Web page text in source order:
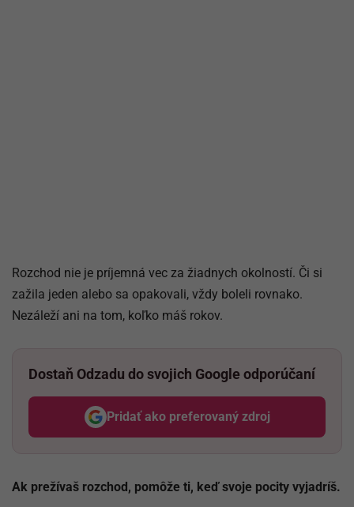
Rozchod nie je príjemná vec za žiadnych okolností. Či si
zažila jeden alebo sa opakovali, vždy boleli rovnako.
Nezáleží ani na tom, koľko máš rokov.
Dostaň Odzadu do svojich Google odporúčaní
Pridať ako preferovaný zdroj
Odzadu, odkaz sa otvorí v
Ak prežívaš rozchod, pomôže ti, keď svoje pocity vyjadríš.